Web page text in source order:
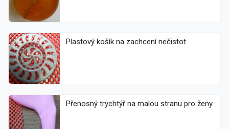
Plastový košík na zachcení nečistot
Přenosný trychtýř na malou stranu pro ženy